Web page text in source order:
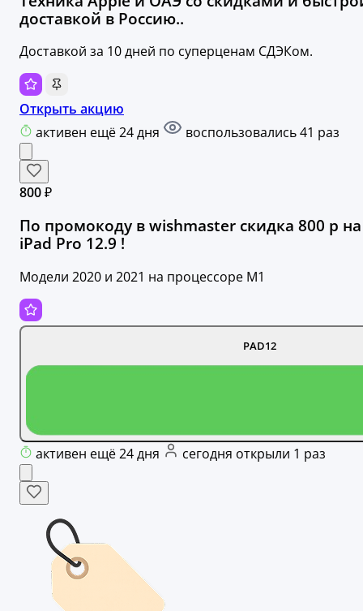
доставкой в Россию..
Доставкой за 10 дней по суперценам СДЭКом.
Открыть акцию
активен ещё 24 дня
воспользовались 41 раз
800 ₽
По промокоду в wishmaster скидка 800 р на
iPad Pro 12.9 !
Модели 2020 и 2021 на процессоре M1
PAD12
активен ещё 24 дня сегодня открыли 1 раз